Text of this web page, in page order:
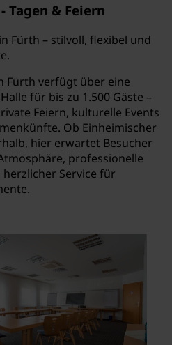
Tagen & Feiern
Fürth – stilvoll, flexibel und
Fürth verfügt über eine
für bis zu 1.500 Gäste –
Feiern, kulturelle Events
Ob Einheimischer
hier erwartet Besucher
professionelle
Service für